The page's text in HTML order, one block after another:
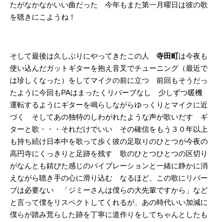
たがなかなかいい曲だった 今年もまた第一月曜日は彼の歌
を聴きにこようね！
そして最後は久しぶりにやってきたこの人 寺田町は今夜も
使い込んだガットギターを抱え音叉でチューニング（最近で
は珍しくなった）をしてマイクの前に立つ 前回もそうだっ
たように今回もPAはまったくリバーブなし 少しずつ暖機
運転するようにギターを鳴らしながらゆっくりとマイクに近
づく そしてあの独特のしわがれたような声が歌いだす ギ
ターと歌・・・それだけでいい その確信をもう３０年以上
も持ち続け日本中を歌って歩く彼の足取りのひとつが今夜の
高円寺にくっきりと足跡を残す 歌のひとつひとつの区切り
がなんとも錆びた感じのバイブレーションと一緒に静かに消
えながら聴き手の心に滑り込む なるほど、この歌にリバー
ブは必要ない 「ジミーさんは僕らの大先輩ですから」など
と言って僕をリスペクトしてくれるが、あの時代いい加減に
僕らが踏み荒らした跡を丁寧に道作りをしてちゃんとしたも